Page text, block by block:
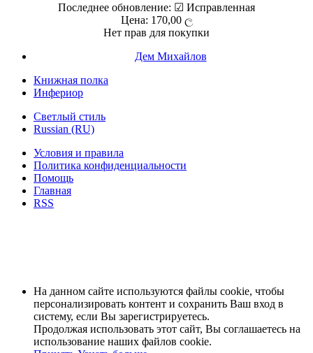
Последнее обновление: ☑ Исправленная
Цена: 170,00 ල
Нет прав для покупки
Дем Михайлов
Книжная полка
Инфериор
Светлый стиль
Russian (RU)
Условия и правила
Политика конфиденциальности
Помощь
Главная
RSS
На данном сайте используются файлы cookie, чтобы
персонализировать контент и сохранить Ваш вход в
систему, если Вы зарегистрируетесь.
Продолжая использовать этот сайт, Вы соглашаетесь на
использование наших файлов cookie.